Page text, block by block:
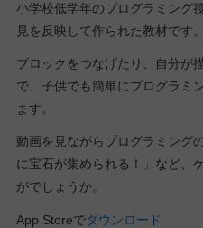
小学校低学年のプログラミング
見を反映して作られた教材です。
ブロックをつなげたり、自分が
で、子供でも簡単にプログラミ
ます。
動画を見ながらプログラミング
に宝石が集められる！」など、
がでしょうか。
App Storeでダウンロード